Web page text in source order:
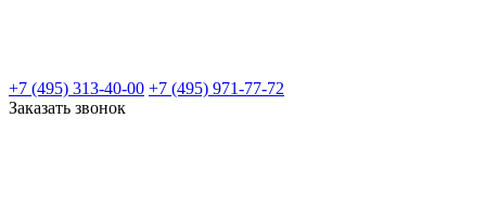
+7 (495) 313-40-00 +7 (495) 971-77-72
Заказать звонок